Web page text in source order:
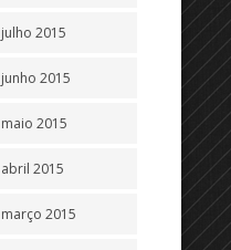
julho 2015
junho 2015
maio 2015
abril 2015
março 2015